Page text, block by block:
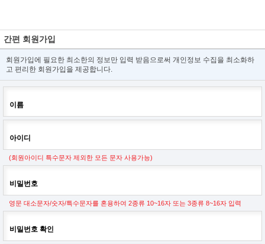
간편 회원가입
회원가입에 필요한 최소한의 정보만 입력 받음으로써 개인정보 수집을 최소화하
고 편리한 회원가입을 제공합니다.
이름
아이디
(회원아이디 특수문자 제외한 모든 문자 사용가능)
비밀번호
영문 대소문자/숫자/특수문자를 혼용하여 2종류 10~16자 또는 3종류 8~16자 입력
비밀번호 확인